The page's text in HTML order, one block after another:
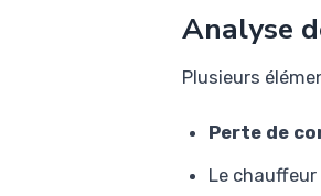
Analyse
Plusieurs
Perte de
Le